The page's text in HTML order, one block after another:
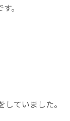
。
ていました。